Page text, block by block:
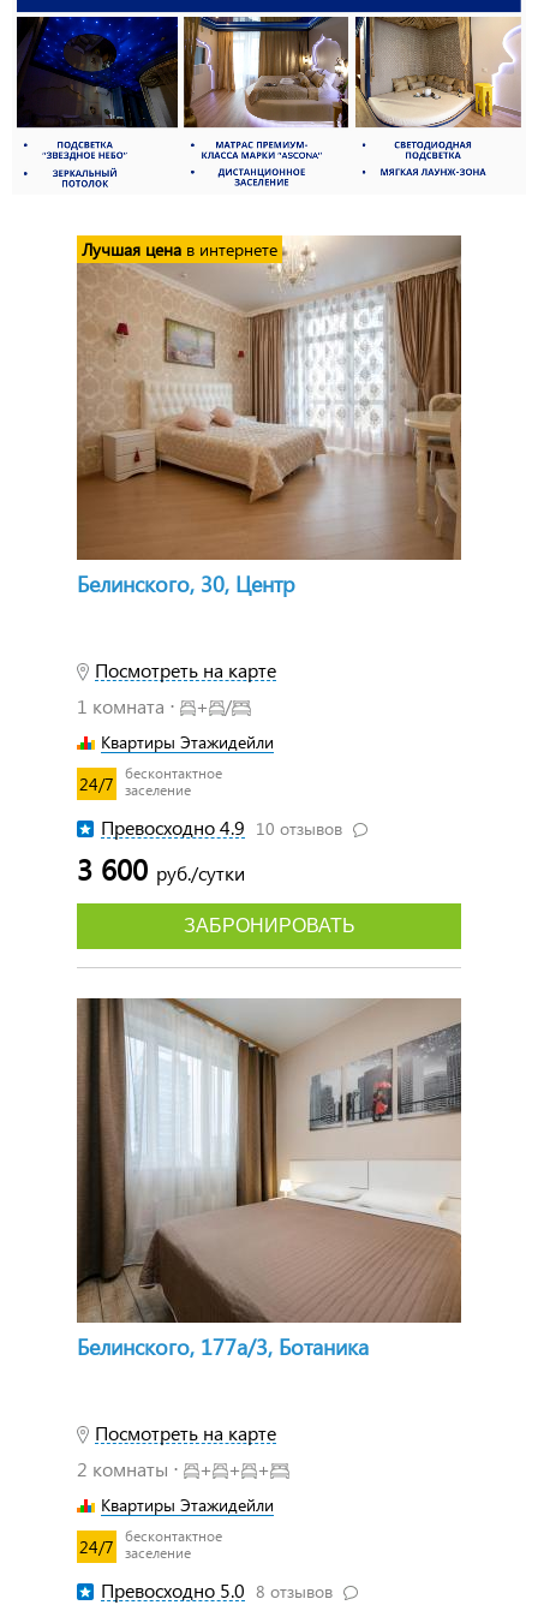
Белинского, 30, Центр
Посмотреть на карте
1 комната ⋅
+ /
Квартиры Этажидейли
24/7
бесконтактное
заселение
Превосходно 4.9 10 отзывов
3 600 руб./сутки
Лучшая цена в интернете
ЗАБРОНИРОВАТЬ
Белинского, 177а/3, Ботаника
Посмотреть на карте
2 комнаты ⋅
+ + +
Квартиры Этажидейли
24/7
бесконтактное
заселение
Превосходно 5.0 8 отзывов